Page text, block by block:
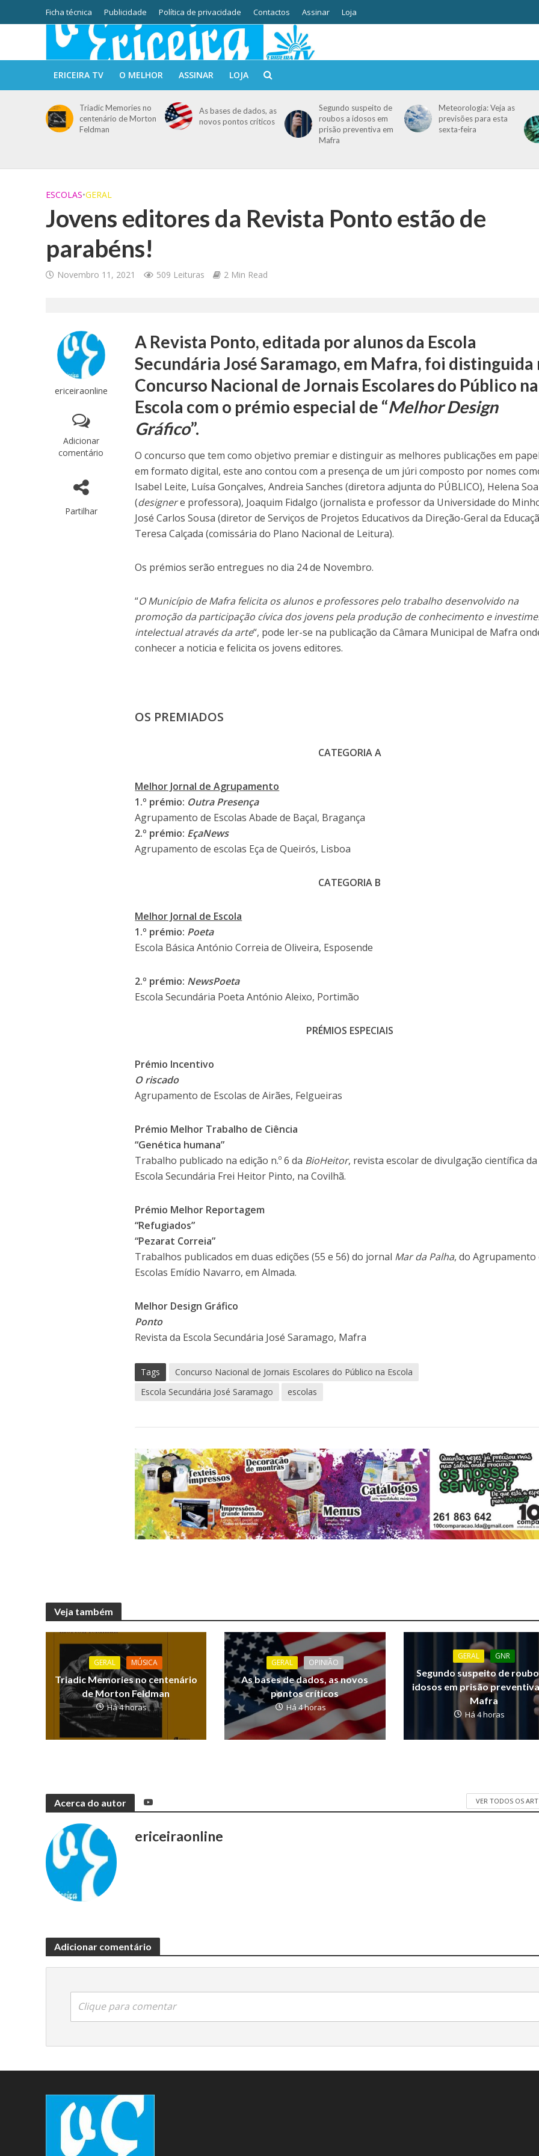
Ficha técnica Publicidade Política de privacidade Contactos Assinar Loja
ERICEIRA TV O MELHOR ASSINAR LOJA
Triadic Memories no
centenário de Morton
Feldman
As bases de dados, as
novos pontos críticos
Segundo suspeito de
roubos a idosos em
prisão preventiva em
Mafra
Meteorologia: Veja as
previsões para esta
sexta-feira
ESCOLAS•GERAL
Jovens editores da Revista Ponto estão de
parabéns!
Novembro 11, 2021 509 Leituras 2 Min Read
ericeiraonline
Adicionar
comentário
Partilhar
A Revista Ponto, editada por alunos da Escola
Secundária José Saramago, em Mafra, foi distinguida
Concurso Nacional de Jornais Escolares do Público na
Escola com o prémio especial de “Melhor Design
Gráfico”.
O concurso que tem como objetivo premiar e distinguir as melhores publicações em
em formato digital, este ano contou com a presença de um júri composto por nomes
Isabel Leite, Luísa Gonçalves, Andreia Sanches (diretora adjunta do PÚBLICO), Helena
(designere professora), Joaquim Fidalgo (jornalista e professor da Universidade do
José Carlos Sousa (diretor de Serviços de Projetos Educativos da Direção-Geral da
Teresa Calçada (comissária do Plano Nacional de Leitura).
Os prémios serão entregues no dia 24 de Novembro.
“O Município de Mafra felicita os alunos e professores pelo trabalho desenvolvido na
promoção da participação cívica dos jovens pela produção de conhecimento e
intelectual através da arte“, pode ler-se na publicação da Câmara Municipal de Mafra
conhecer a noticia e felicita os jovens editores.
OS PREMIADOS
CATEGORIA A
Melhor Jornal de Agrupamento
1.º prémio: Outra Presença
Agrupamento de Escolas Abade de Baçal, Bragança
2.º prémio: EçaNews
Agrupamento de escolas Eça de Queirós, Lisboa
CATEGORIA B
Melhor Jornal de Escola
1.º prémio: Poeta
Escola Básica António Correia de Oliveira, Esposende
2.º prémio: NewsPoeta
Escola Secundária Poeta António Aleixo, Portimão
PRÉMIOS ESPECIAIS
Prémio Incentivo
O riscado
Agrupamento de Escolas de Airães, Felgueiras
Prémio Melhor Trabalho de Ciência
“Genética humana”
Trabalho publicado na edição n.º 6 da BioHeitor, revista escolar de divulgação científica da
Escola Secundária Frei Heitor Pinto, na Covilhã.
Prémio Melhor Reportagem
“Refugiados”
“Pezarat Correia”
Trabalhos publicados em duas edições (55 e 56) do jornal Mar da Palha, do Agrupamento
Escolas Emídio Navarro, em Almada.
Melhor Design Gráfico
Ponto
Revista da Escola Secundária José Saramago, Mafra
Tags
Concurso Nacional de Jornais Escolares do Público na Escola
Escola Secundária José Saramago
escolas
Veja também
GERAL MÚSICA
Triadic Memories no centenário
de Morton Feldman
Há 4 horas
GERAL OPINIÃO
As bases de dados, as novos
pontos críticos
Há 4 horas
GERAL GNR
Segundo suspeito de
idosos em prisão
Mafra
Há 4 horas
Acerca do autor VER TODOS OS
ericeiraonline
Adicionar comentário
Clique para comentar